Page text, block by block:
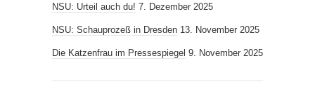
NSU: Urteil auch du! 7. Dezember 2025
NSU: Schauprozeß in Dresden 13. November 2025
Die Katzenfrau im Pressespiegel 9. November 2025